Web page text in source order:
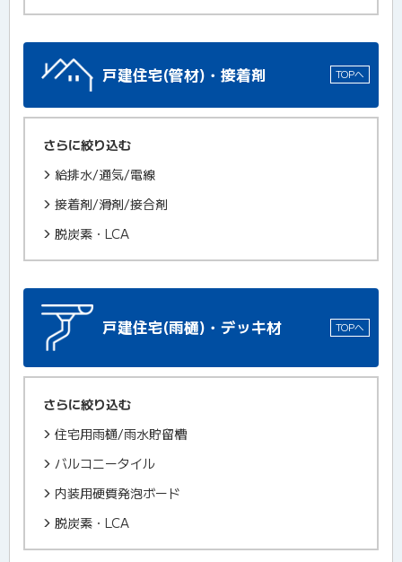
戸建住宅(管材)・接着剤 TOPへ
さらに絞り込む
給排水/通気/電線
接着剤/滑剤/接合剤
脱炭素・LCA
戸建住宅(雨樋)・デッキ材 TOPへ
さらに絞り込む
住宅用雨樋/雨水貯留槽
バルコニータイル
内装用硬質発泡ボード
脱炭素・LCA